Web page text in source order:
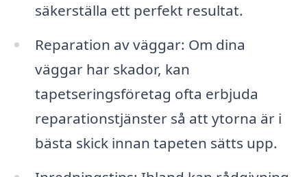
säkerställa ett perfekt resultat.
Reparation av väggar: Om dina
väggar har skador, kan
tapetseringsföretag ofta erbjuda
reparationstjänster så att ytorna är i
bästa skick innan tapeten sätts upp.